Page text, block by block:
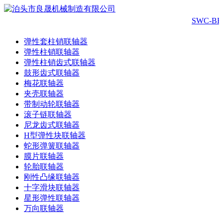
SWC-
弹性套柱销联轴器
弹性柱销联轴器
弹性柱销齿式联轴器
鼓形齿式联轴器
梅花联轴器
夹壳联轴器
带制动轮联轴器
滚子链联轴器
尼龙齿式联轴器
H型弹性块联轴器
蛇形弹簧联轴器
膜片联轴器
轮胎联轴器
刚性凸缘联轴器
十字滑块联轴器
星形弹性联轴器
万向联轴器